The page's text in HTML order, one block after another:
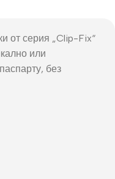
от серия „Clip-Fix“
или
без